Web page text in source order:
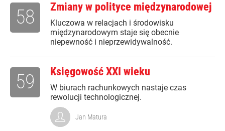
Zmiany w polityce międzynarodowej
Kluczowa w relacjach i środowisku
międzynarodowym staje się obecnie
niepewność i nieprzewidywalność.
58
Księgowość XXI wieku
W biurach rachunkowych nastaje czas
rewolucji technologicznej.
59
Jan Matura